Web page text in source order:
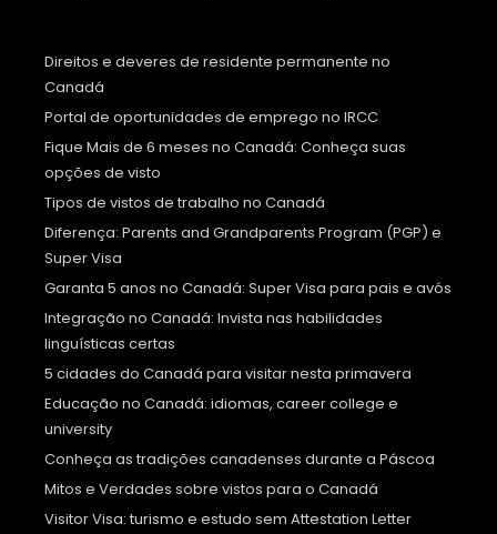
Direitos e deveres de residente permanente no
Canadá
Portal de oportunidades de emprego no IRCC
Fique Mais de 6 meses no Canadá: Conheça suas
opções de visto
Tipos de vistos de trabalho no Canadá
Diferença: Parents and Grandparents Program (PGP) e
Super Visa
Garanta 5 anos no Canadá: Super Visa para pais e avós
Integração no Canadá: Invista nas habilidades
linguísticas certas
5 cidades do Canadá para visitar nesta primavera
Educação no Canadá: idiomas, career college e
university
Conheça as tradições canadenses durante a Páscoa
Mitos e Verdades sobre vistos para o Canadá
Visitor Visa: turismo e estudo sem Attestation Letter